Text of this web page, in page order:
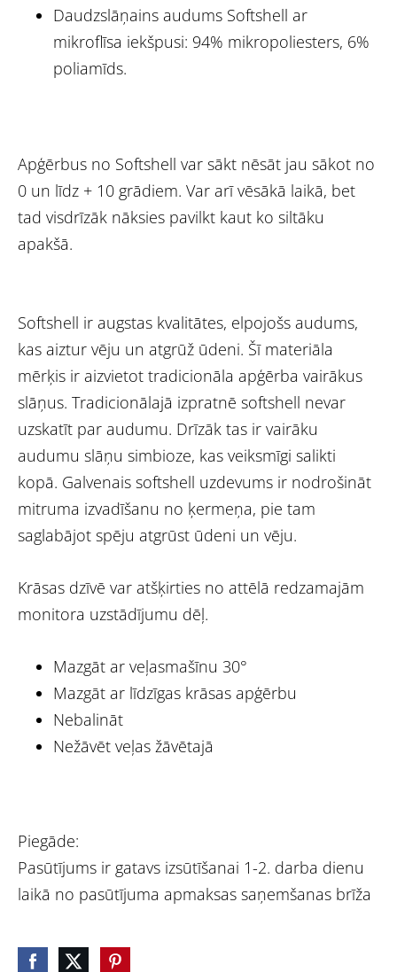
Daudzslāņains audums Softshell ar
mikroflīsa iekšpusi: 94% mikropoliesters, 6%
poliamīds.
Apģērbus no Softshell var sākt nēsāt jau sākot no
0 un līdz + 10 grādiem. Var arī vēsākā laikā, bet
tad visdrīzāk nāksies pavilkt kaut ko siltāku
apakšā.
Softshell ir augstas kvalitātes, elpojošs audums,
kas aiztur vēju un atgrūž ūdeni. Šī materiāla
mērķis ir aizvietot tradicionāla apģērba vairākus
slāņus. Tradicionālajā izpratnē softshell nevar
uzskatīt par audumu. Drīzāk tas ir vairāku
audumu slāņu simbioze, kas veiksmīgi salikti
kopā. Galvenais softshell uzdevums ir nodrošināt
mitruma izvadīšanu no ķermeņa, pie tam
saglabājot spēju atgrūst ūdeni un vēju.
Krāsas dzīvē var atšķirties no attēlā redzamajām
monitora uzstādījumu dēļ.
Mazgāt ar veļasmašīnu 30°
Mazgāt ar līdzīgas krāsas apģērbu
Nebalināt
Nežāvēt veļas žāvētajā
Piegāde:
Pasūtījums ir gatavs izsūtīšanai 1-2. darba dienu
laikā no pasūtījuma apmaksas saņemšanas brīža